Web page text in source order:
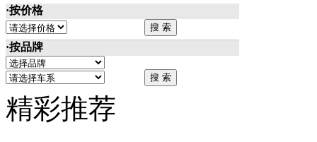
·按价格
·按品牌
精彩推荐